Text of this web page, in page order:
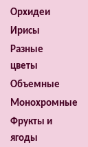
Орхидеи
Ирисы
Разные
цветы
Объемные
Монохромные
Фрукты и
ягоды